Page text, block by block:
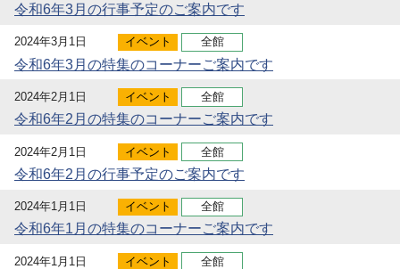
令和6年3月の行事予定のご案内です
2024年3月1日 イベント 全館
令和6年3月の特集のコーナーご案内です
2024年2月1日 イベント 全館
令和6年2月の特集のコーナーご案内です
2024年2月1日 イベント 全館
令和6年2月の行事予定のご案内です
2024年1月1日 イベント 全館
令和6年1月の特集のコーナーご案内です
2024年1月1日 イベント 全館